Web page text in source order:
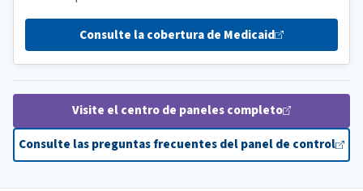
Consulte la cobertura de Medicaid
Visite el centro de panelescompleto
Consulte las preguntas frecuentes del panel de control